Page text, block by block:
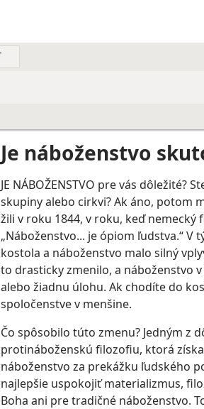
Je náboženstvo
JE NÁBOŽENSTVO pre vás dôležité?
skupiny alebo cirkvi? Ak áno, potom
žili v roku 1844, v roku, keď nemecký
„Náboženstvo... je ópiom ľudstva.“
kostola a náboženstvo malo silný
to drasticky zmenilo, a náboženstvo
alebo žiadnu úlohu. Ak chodíte do
spoločenstve v menšine.
Čo spôsobilo túto zmenu? Jedným z
protináboženskú filozofiu, ktorá
náboženstvo za prekážku ľudského
najlepšie uspokojiť materializmus,
Boha ani pre tradičné náboženstvo.